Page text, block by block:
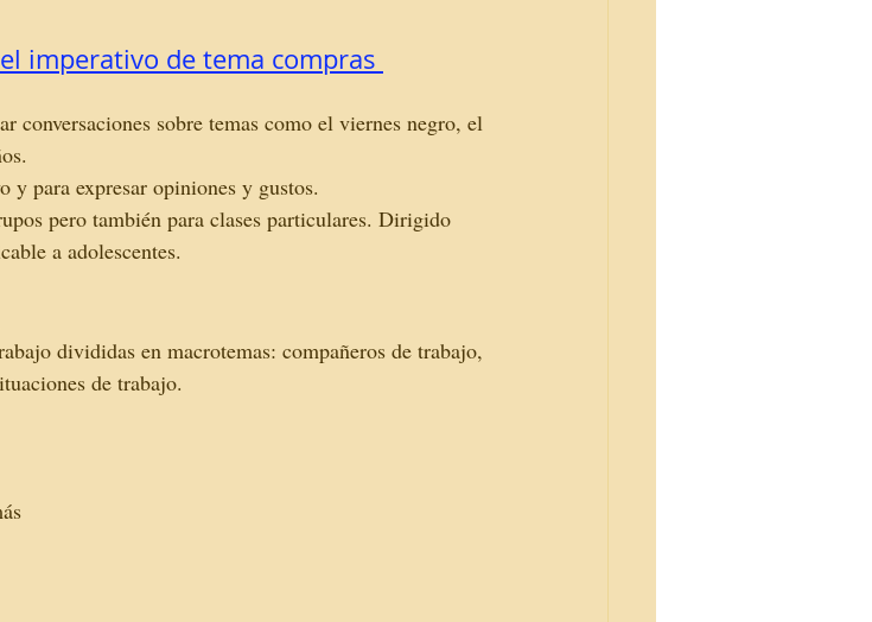
imperativo de tema compras
conversaciones sobre temas como el viernes negro, el
para expresar opiniones y gustos.
pero también para clases particulares. Dirigido
a adolescentes.
divididas en macrotemas: compañeros de trabajo,
de trabajo.